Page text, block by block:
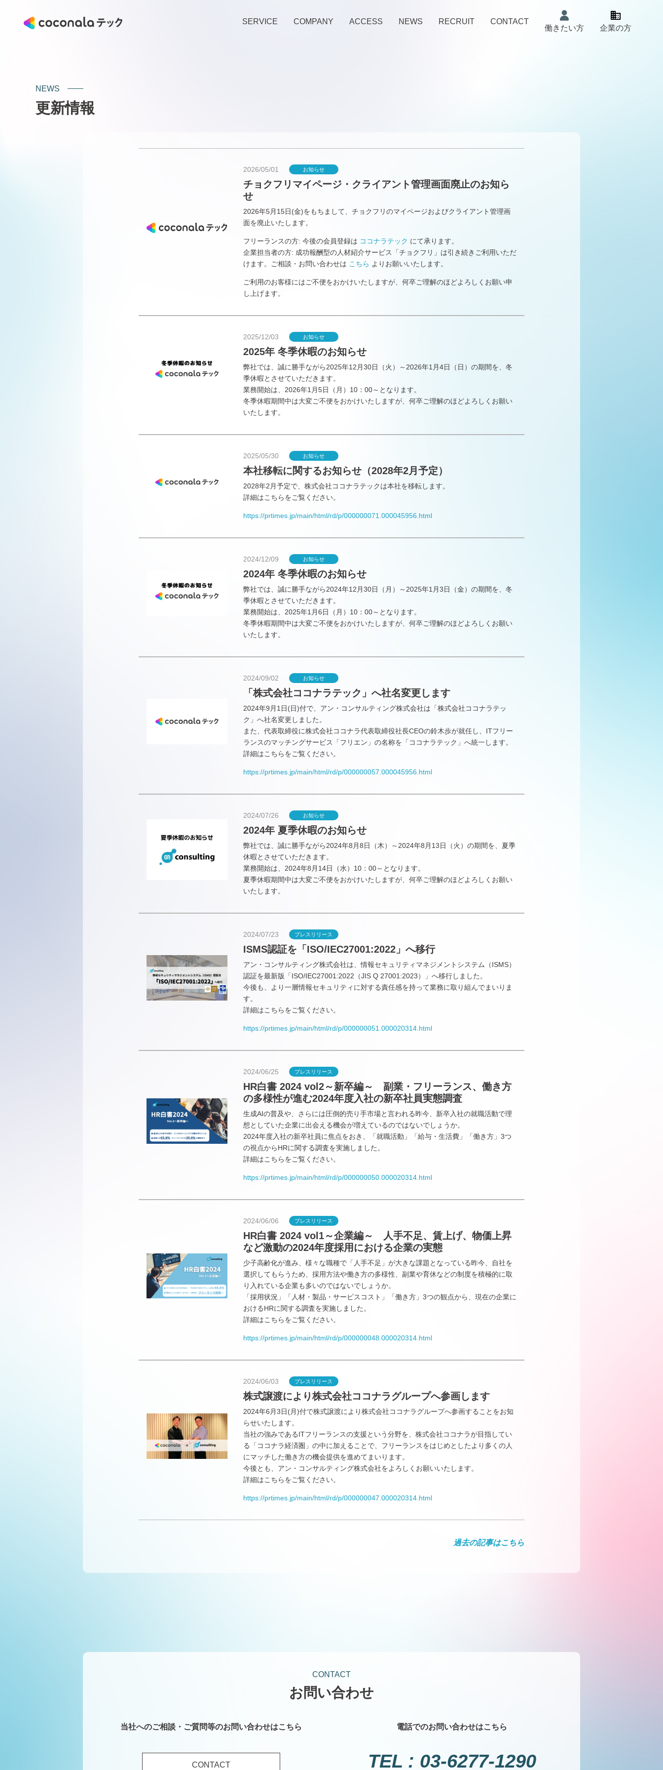
SERVICE COMPANY ACCESS NEWS RECRUIT CONTACT
働きたい方 企業の方
NEWS
更新情報
2026/05/01 お知らせ
チョクフリマイページ・クライアント管理画面廃止のお知ら
せ
2026年5月15日(金)をもちまして、チョクフリのマイページおよびクライアント管理画
面を廃止いたします。
フリーランスの方: 今後の会員登録は ココナラテック にて承ります。
企業担当者の方: 成功報酬型の人材紹介サービス「チョクフリ」は引き続きご利用いただ
けます。ご相談・お問い合わせは こちら よりお願いいたします。
ご利用のお客様にはご不便をおかけいたしますが、何卒ご理解のほどよろしくお願い申
し上げます。
2025/12/03 お知らせ
2025年 冬季休暇のお知らせ
弊社では、誠に勝手ながら2025年12月30日（火）～2026年1月4日（日）の期間を、冬
季休暇とさせていただきます。
業務開始は、2026年1月5日（月）10：00～となります。
冬季休暇期間中は大変ご不便をおかけいたしますが、何卒ご理解のほどよろしくお願い
いたします。
2025/05/30 お知らせ
本社移転に関するお知らせ（2028年2月予定）
2028年2月予定で、株式会社ココナラテックは本社を移転します。
詳細はこちらをご覧ください。
https://prtimes.jp/main/html/rd/p/000000071.000045956.html
2024/12/09 お知らせ
2024年 冬季休暇のお知らせ
弊社では、誠に勝手ながら2024年12月30日（月）～2025年1月3日（金）の期間を、冬
季休暇とさせていただきます。
業務開始は、2025年1月6日（月）10：00～となります。
冬季休暇期間中は大変ご不便をおかけいたしますが、何卒ご理解のほどよろしくお願い
いたします。
2024/09/02 お知らせ
「株式会社ココナラテック」へ社名変更します
2024年9月1日(日)付で、アン・コンサルティング株式会社は「株式会社ココナラテッ
ク」へ社名変更しました。
また、代表取締役に株式会社ココナラ代表取締役社長CEOの鈴木歩が就任し、ITフリー
ランスのマッチングサービス「フリエン」の名称を「ココナラテック」へ統一します。
詳細はこちらをご覧ください。
https://prtimes.jp/main/html/rd/p/000000057.000045956.html
2024/07/26 お知らせ
2024年 夏季休暇のお知らせ
弊社では、誠に勝手ながら2024年8月8日（木）～2024年8月13日（火）の期間を、夏季
休暇とさせていただきます。
業務開始は、2024年8月14日（水）10：00～となります。
夏季休暇期間中は大変ご不便をおかけいたしますが、何卒ご理解のほどよろしくお願い
いたします。
2024/07/23 プレスリリース
ISMS認証を「ISO/IEC27001:2022」へ移行
アン・コンサルティング株式会社は、情報セキュリティマネジメントシステム（ISMS）
認証を最新版「ISO/IEC27001:2022（JIS Q 27001:2023）」へ移行しました。
今後も、より一層情報セキュリティに対する責任感を持って業務に取り組んでまいりま
す。
詳細はこちらをご覧ください。
https://prtimes.jp/main/html/rd/p/000000051.000020314.html
2024/06/25 プレスリリース
HR白書 2024 vol2～新卒編～ 副業・フリーランス、働き方
の多様性が進む2024年度入社の新卒社員実態調査
生成AIの普及や、さらには圧倒的売り手市場と言われる昨今、新卒入社の就職活動で理
想としていた企業に出会える機会が増えているのではないでしょうか。
2024年度入社の新卒社員に焦点をおき、「就職活動」「給与・生活費」「働き方」3つ
の視点からHRに関する調査を実施しました。
詳細はこちらをご覧ください。
https://prtimes.jp/main/html/rd/p/000000050.000020314.html
2024/06/06 プレスリリース
HR白書 2024 vol1～企業編～ 人手不足、賃上げ、物価上昇
など激動の2024年度採用における企業の実態
少子高齢化が進み、様々な職種で「人手不足」が大きな課題となっている昨今、自社を
選択してもらうため、採用方法や働き方の多様性、副業や育休などの制度を積極的に取
り入れている企業も多いのではないでしょうか。
「採用状況」「人材・製品・サービスコスト」「働き方」3つの観点から、現在の企業に
おけるHRに関する調査を実施しました。
詳細はこちらをご覧ください。
https://prtimes.jp/main/html/rd/p/000000048.000020314.html
2024/06/03 プレスリリース
株式譲渡により株式会社ココナラグループへ参画します
2024年6月3日(月)付で株式譲渡により株式会社ココナラグループへ参画することをお知
らせいたします。
当社の強みであるITフリーランスの支援という分野を、株式会社ココナラが目指してい
る「ココナラ経済圏」の中に加えることで、フリーランスをはじめとしたより多くの人
にマッチした働き方の機会提供を進めてまいります。
今後とも、アン・コンサルティング株式会社をよろしくお願いいたします。
詳細はこちらをご覧ください。
https://prtimes.jp/main/html/rd/p/000000047.000020314.html
過去の記事はこちら
CONTACT
お問い合わせ
当社へのご相談・ご質問等のお問い合わせはこちら
CONTACT
電話でのお問い合わせはこちら
TEL : 03-6277-1290